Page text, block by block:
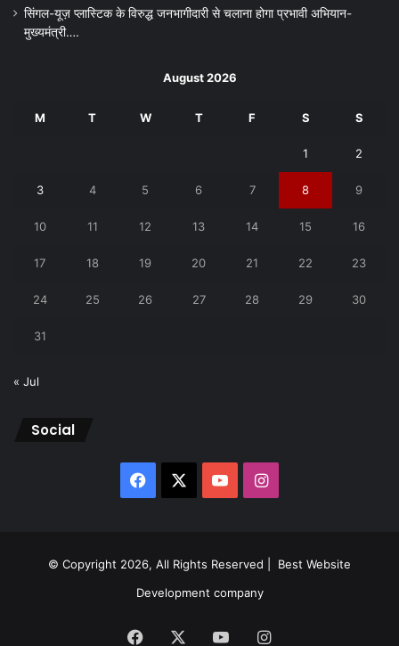
सिंगल-यूज़ प्लास्टिक के विरुद्ध जनभागीदारी से चलाना होगा प्रभावी अभियान-
मुख्यमंत्री….
August 2026
M T W T F S S
1 2
3 4 5 6 7 8 9
10 11 12 13 14 15 16
17 18 19 20 21 22 23
24 25 26 27 28 29 30
31
« Jul
Social
Facebook YouTubeInstagram
© Copyright 2026, All Rights Reserved | Best Website
Development company
Facebook YouTubeInstagram